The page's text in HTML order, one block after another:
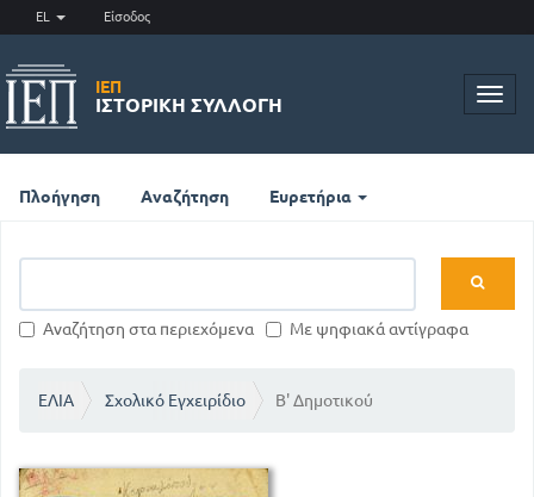
EL Είσοδος
ΙΕΠ
ΙΣΤΟΡΙΚΉ ΣΥΛΛΟΓΉ
Πλοήγηση Αναζήτηση Ευρετήρια
Αναζήτηση στα περιεχόμενα Με ψηφιακά αντίγραφα
ΕΛΙΑ Σχολικό Εγχειρίδιο Β' Δημοτικού